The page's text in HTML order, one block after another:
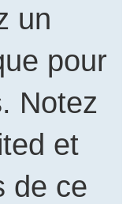
un
pour
Notez
et
de ce